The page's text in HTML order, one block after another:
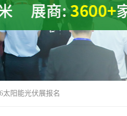
太阳能光伏展报名